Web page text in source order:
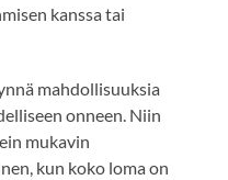
kanssa tai
mahdollisuuksia
onneen. Niin
mukavin
kun koko loma on